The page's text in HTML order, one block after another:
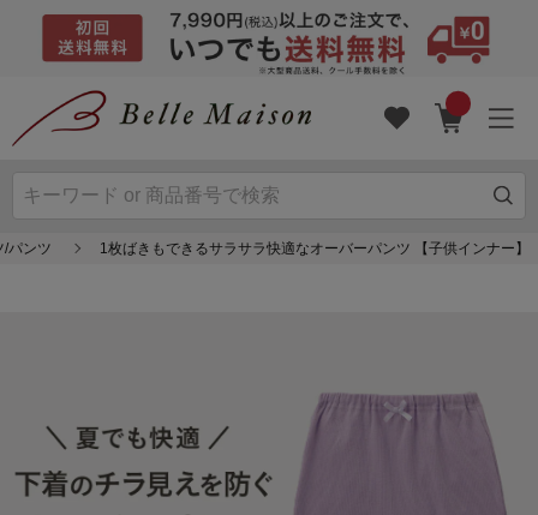
/パンツ 1枚ばきもできるサラサラ快適なオーバーパンツ 【子供インナー】